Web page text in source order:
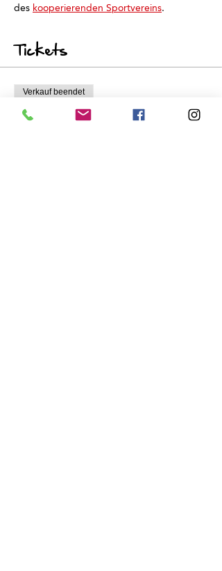
des kooperierenden Sportvereins.
Tickets
Verkauf beendet
Tickettyp